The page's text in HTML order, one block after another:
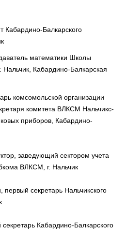
Кабардино-Балкарского
математики Школы
Кабардино-Балкарская
комсомольской организации
комитета ВЛКСМ Нальчикс-
приборов, Кабардино-
заведующий сектором учета
ВЛКСМ, г. Нальчик
секретарь Нальчикского
Кабардино-Балкарского